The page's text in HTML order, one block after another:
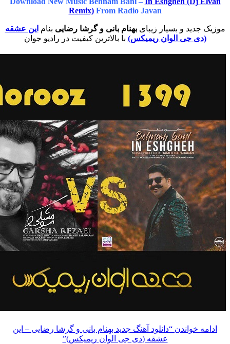
Remix)From Radio Javan
و بسیار زیبایبهنام بانی و گرشا رضاییبنام این عشقه
جی الوان ریمیکس)با بالاترین کیفیت در رادیو جوان
خواندن“دانلود آهنگ جدید بهنام بانی و گرشا رضایی – این
عشقه (دی جی الوان ریمیکس)”